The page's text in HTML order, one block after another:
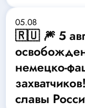
05.08
🇷🇺 🎆 5
немецко-
славы